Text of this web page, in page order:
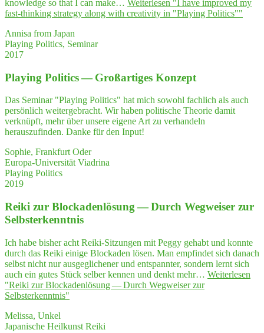
knowledge so that I can make… Weiterlesen "I have impro­ved my
fast-thin­king stra­tegy along with crea­ti­vi­ty in "Play­ing Politics""
Annisa from Japan
Playing Politics, Seminar
2017
Play­ing Poli­tics — Groß­ar­ti­ges Konzept
Das Seminar "Playing Politics" hat mich sowohl fachlich als auch
persönlich weitergebracht. Wir haben politische Theorie damit
verknüpft, mehr über unsere eigene Art zu verhandeln
herauszufinden. Danke für den Input!
Sophie, Frankfurt Oder
Europa-Universität Viadrina
Playing Politics
2019
Rei­ki zur Blo­cka­den­lö­sung — Durch Weg­wei­ser zur
Selbsterkenntnis
Ich habe bisher acht Reiki-Sitzungen mit Peggy gehabt und konnte
durch das Reiki einige Blockaden lösen. Man empfindet sich danach
selbst nicht nur ausgeglichener und entspannter, sondern lernt sich
auch ein gutes Stück selber kennen und denkt mehr… Weiterlesen
"Rei­ki zur Blo­cka­den­lö­sung — Durch Weg­wei­ser zur
Selbsterkenntnis"
Melissa, Unkel
Japanische Heilkunst Reiki